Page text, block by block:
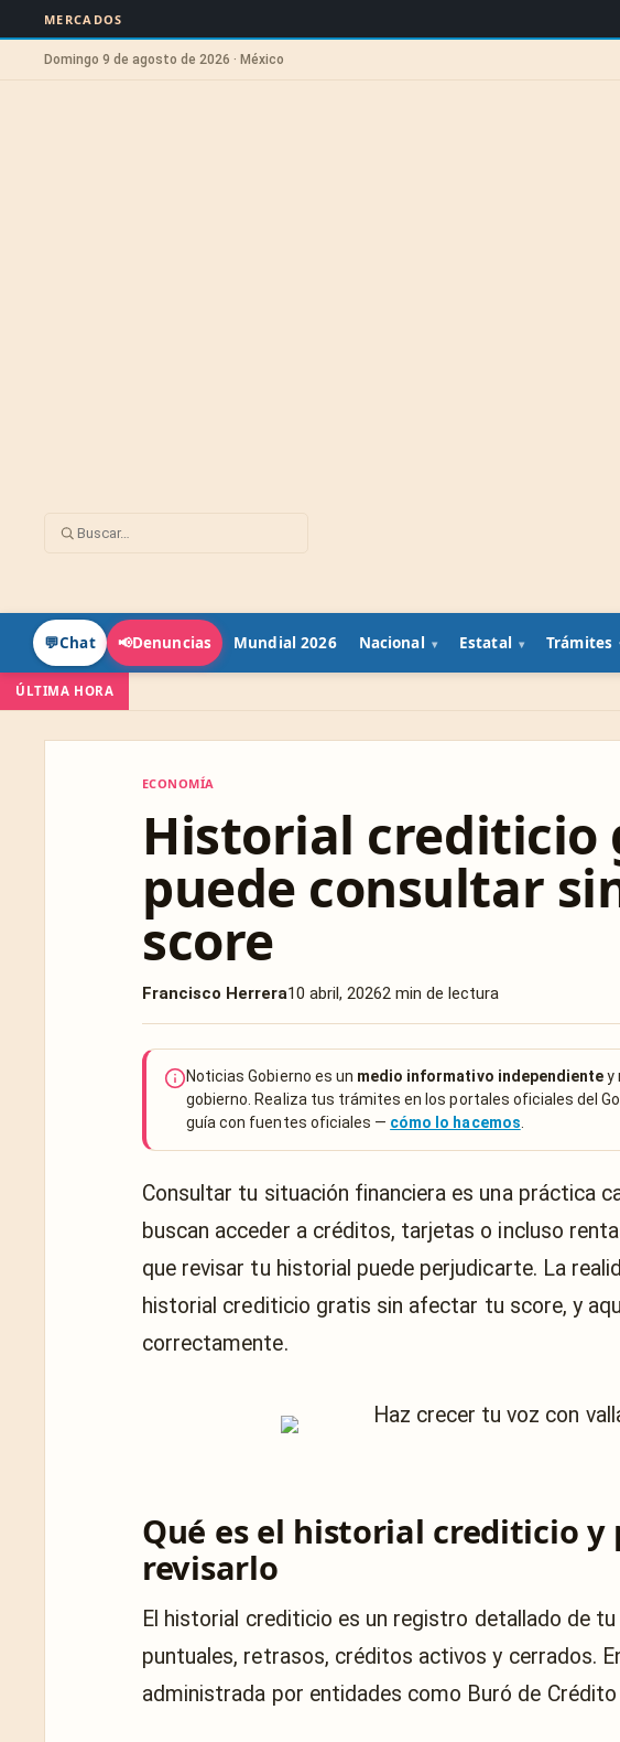
MERCADOS
Domingo 9 de agosto de 2026 · México
💬Chat 📢Denuncias Mundial 2026 Nacional Estatal Trámites
ÚLTIMA HORA
ECONOMÍA
Historial crediticio
puede consultar
score
Francisco Herrera10 abril, 20262 min de lectura
Noticias Gobierno es un medio informativo independientey
gobierno. Realiza tus trámites en los portales oficiales del
guía con fuentes oficiales — cómo lo hacemos
Consultar tu situación financiera es una práctica
buscan acceder a créditos, tarjetas o incluso
que revisar tu historial puede perjudicarte. La
historial crediticio gratis sin afectar tu score, y
correctamente.
Qué es el historial crediticio y
revisarlo
El historial crediticio es un registro detallado de
puntuales, retrasos, créditos activos y cerrados.
administrada por entidades como Buró de Crédito